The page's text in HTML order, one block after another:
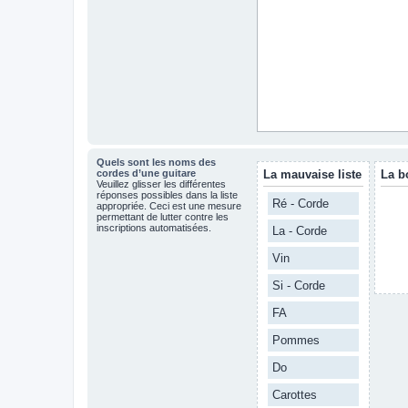
Quels sont les noms des
cordes d’une guitare
Veuillez glisser les différentes
réponses possibles dans la liste
appropriée. Ceci est une mesure
permettant de lutter contre les
inscriptions automatisées.
La mauvaise liste
Ré - Corde
La - Corde
Vin
Si - Corde
FA
Pommes
Do
Carottes
La